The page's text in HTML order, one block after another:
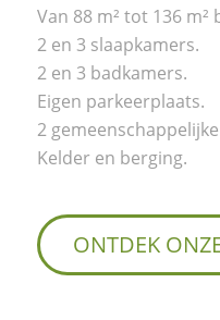
Van 88 m² tot 136
2 en 3 slaapkamers.
2 en 3 badkamers.
Eigen parkeerplaats.
2
Kelder en berging.
ONTDEK